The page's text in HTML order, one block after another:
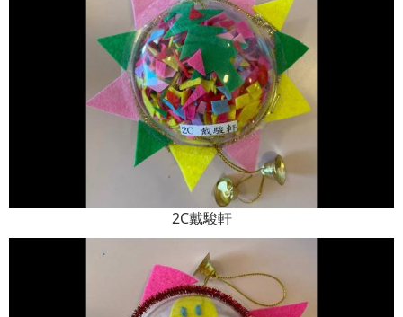
2C戴駿軒